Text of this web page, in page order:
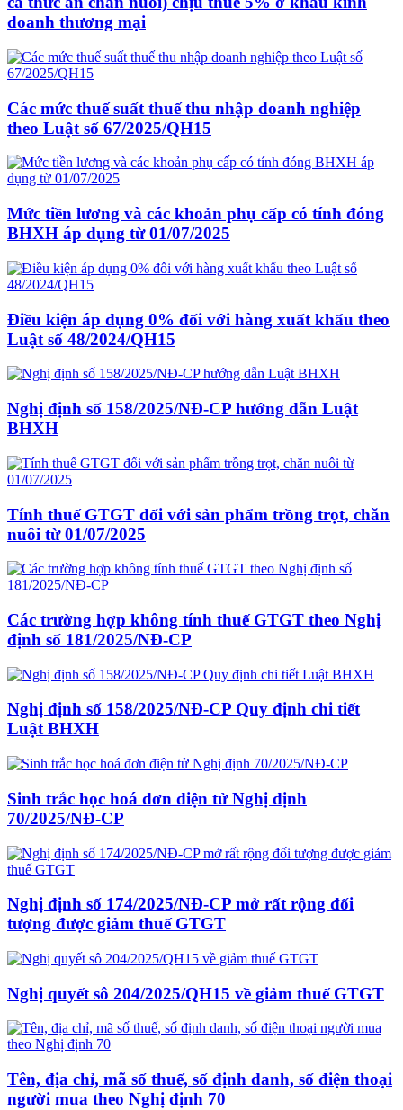
doanh thương mại
Các mức thuế suất thuế thu nhập doanh nghiệp
theo Luật số 67/2025/QH15
Mức tiền lương và các khoản phụ cấp có tính đóng
BHXH áp dụng từ 01/07/2025
Điều kiện áp dụng 0% đối với hàng xuất khẩu theo
Luật số 48/2024/QH15
Nghị định số 158/2025/NĐ-CP hướng dẫn Luật
BHXH
Tính thuế GTGT đối với sản phẩm trồng trọt, chăn
nuôi từ 01/07/2025
Các trường hợp không tính thuế GTGT theo Nghị
định số 181/2025/NĐ-CP
Nghị định số 158/2025/NĐ-CP Quy định chi tiết
Luật BHXH
Sinh trắc học hoá đơn điện tử Nghị định
70/2025/NĐ-CP
Nghị định số 174/2025/NĐ-CP mở rất rộng đối
tượng được giảm thuế GTGT
Nghị quyết sô 204/2025/QH15 về giảm thuế GTGT
Tên, địa chỉ, mã số thuế, số định danh, số điện thoại
người mua theo Nghị định 70